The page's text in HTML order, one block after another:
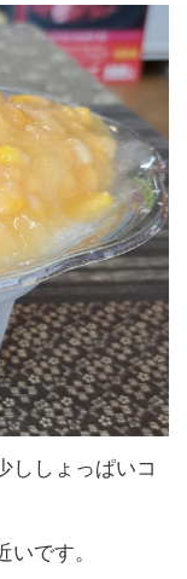
ししょっぱいコ
です。